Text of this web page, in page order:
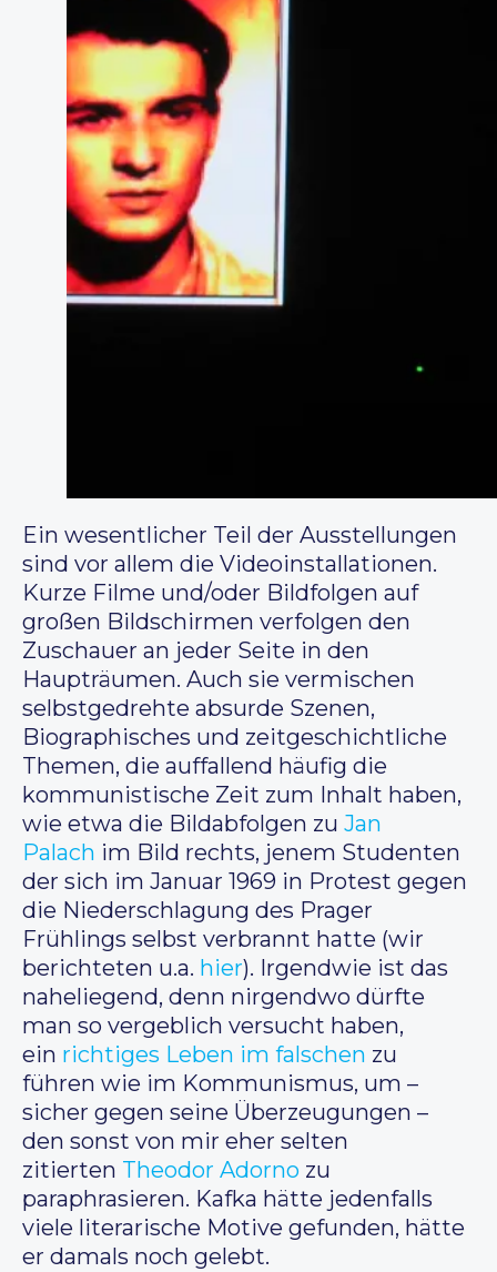
Ein wesentlicher Teil der Ausstellungen
sind vor allem die Videoinstallationen.
Kurze Filme und/oder Bildfolgen auf
großen Bildschirmen verfolgen den
Zuschauer an jeder Seite in den
Haupträumen. Auch sie vermischen
selbstgedrehte absurde Szenen,
Biographisches und zeitgeschichtliche
Themen, die auffallend häufig die
kommunistische Zeit zum Inhalt haben,
wie etwa die Bildabfolgen zu Jan
Palach im Bild rechts, jenem Studenten
der sich im Januar 1969 in Protest gegen
die Niederschlagung des Prager
Frühlings selbst verbrannt hatte (wir
berichteten u.a. hier). Irgendwie ist das
naheliegend, denn nirgendwo dürfte
man so vergeblich versucht haben,
ein richtiges Leben im falschen zu
führen wie im Kommunismus, um –
sicher gegen seine Überzeugungen –
den sonst von mir eher selten
zitierten Theodor Adorno zu
paraphrasieren. Kafka hätte jedenfalls
viele literarische Motive gefunden, hätte
er damals noch gelebt.